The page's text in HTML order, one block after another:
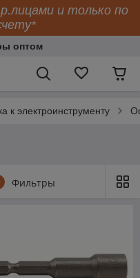
и только по
оптом
к электроинструменту
Фильтры